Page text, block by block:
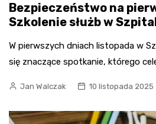
Bezpieczeństwo na
Szkolenie służb w
W pierwszych dniach listopada w
się znaczące spotkanie, którego
Jan Walczak 10 listopada 2025